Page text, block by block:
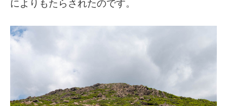
によりもたらされたのです。